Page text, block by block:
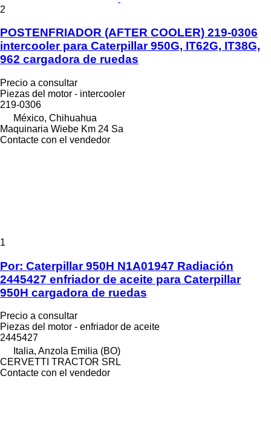
2
POSTENFRIADOR (AFTER COOLER) 219-0306
intercooler para Caterpillar 950G, IT62G, IT38G,
962 cargadora de ruedas
Precio a consultar
Piezas del motor - intercooler
219-0306
México, Chihuahua
Maquinaria Wiebe Km 24 Sa
Contacte con el vendedor
1
Por: Caterpillar 950H N1A01947 Radiación
2445427 enfriador de aceite para Caterpillar
950H cargadora de ruedas
Precio a consultar
Piezas del motor - enfriador de aceite
2445427
Italia, Anzola Emilia (BO)
CERVETTI TRACTOR SRL
Contacte con el vendedor